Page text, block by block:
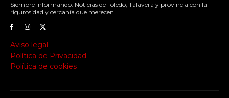
Siempre informando. Noticias de Toledo, Talavera y provincia con la
rigurosidad y cercanía que merecen.
Aviso legal
Política de Privacidad
Política de cookies